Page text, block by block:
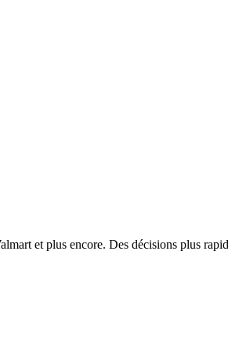
et plus encore. Des décisions plus